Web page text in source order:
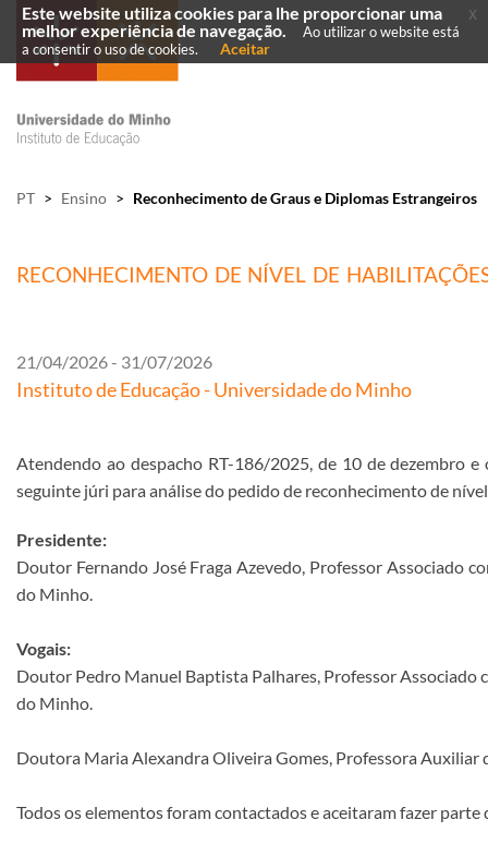
PT > Ensino > Reconhecimento de Graus e Diplomas Estrangeiros
RECONHECIMENTO DE NÍVEL DE
21/04/2026 - 31/07/2026
Instituto de Educação - Universidade do Minho
Atendendo ao despacho RT-186/2025, de 10 de dezembro
seguinte júri para análise do pedido de reconhecimento de
Presidente:
Doutor Fernando José Fraga Azevedo, Professor Associado
do Minho.
Vogais:
Doutor Pedro Manuel Baptista Palhares, Professor
do Minho.
Doutora Maria Alexandra Oliveira Gomes, Professora
Todos os elementos foram contactados e aceitaram fazer parte
Este website utiliza cookies para lhe proporcionar uma
melhor experiência de navegação.
Ao utilizar o website está
a consentir o uso de cookies.
Aceitar
x